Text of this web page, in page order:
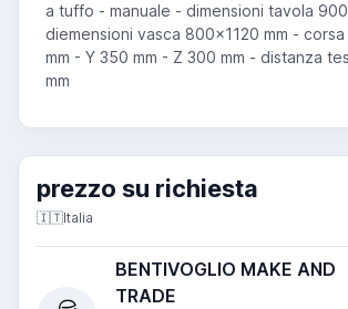
a tuffo - manuale - dimensioni tavola
diemensioni vasca 800x1120 mm -
mm - Y 350 mm - Z 300 mm - distanza
mm
prezzo su richiesta
🇮🇹Italia
BENTIVOGLIO MAKE AND
TRADE